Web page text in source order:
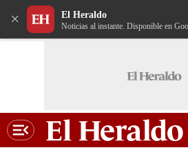
× El Heraldo
Noticias al instante. Disponible en